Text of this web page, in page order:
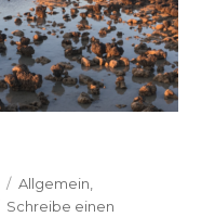
Kategorien
Allgemein
Schreibe einen